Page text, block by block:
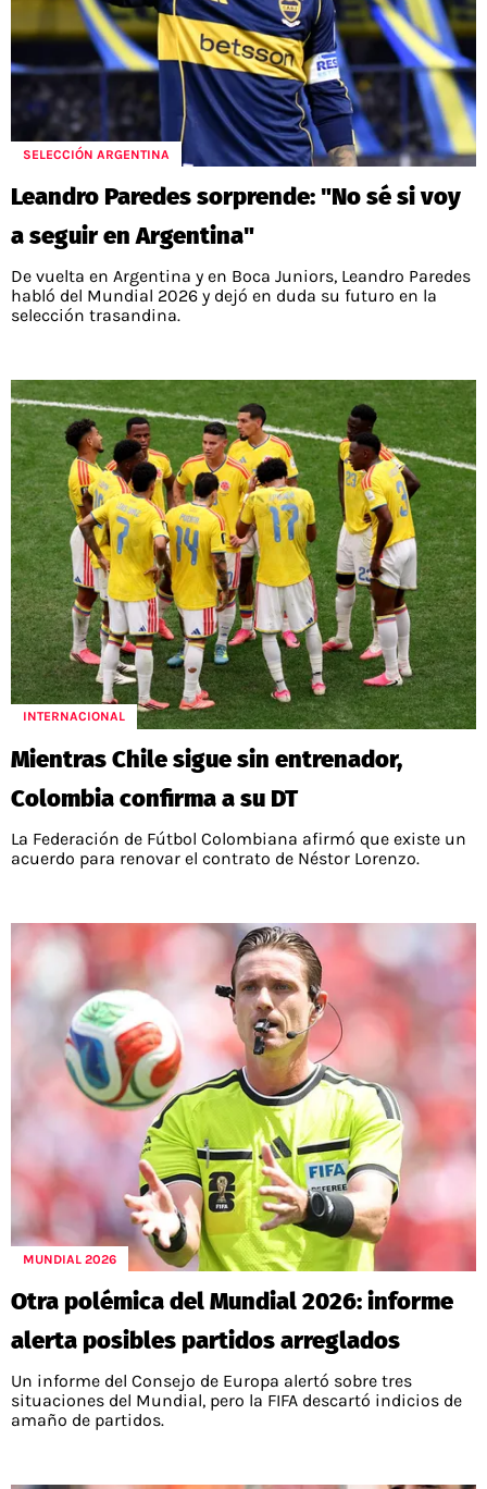
SELECCIÓN ARGENTINA
Leandro Paredes sorprende: "No sé si voy
a seguir en Argentina"
De vuelta en Argentina y en Boca Juniors, Leandro Paredes
habló del Mundial 2026 y dejó en duda su futuro en la
selección trasandina.
INTERNACIONAL
Mientras Chile sigue sin entrenador,
Colombia confirma a su DT
La Federación de Fútbol Colombiana afirmó que existe un
acuerdo para renovar el contrato de Néstor Lorenzo.
MUNDIAL 2026
Otra polémica del Mundial 2026: informe
alerta posibles partidos arreglados
Un informe del Consejo de Europa alertó sobre tres
situaciones del Mundial, pero la FIFA descartó indicios de
amaño de partidos.